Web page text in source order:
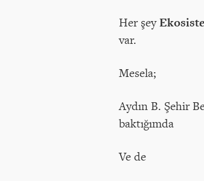
Her şey
var.
Mesela;
Aydın B. Şehir
baktığımda
Ve de